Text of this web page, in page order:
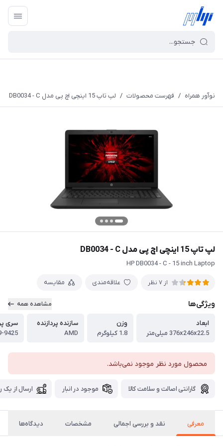
نوآور همراه / فهرست محصولات / لپ تاپ 15 اینچی اچ پی مدل DB0034 - C
لپ تاپ 15 اینچی اچ پی مدل DB0034 - C
HP DB0034 - C - 15 inch Laptop
از 7 نظر علاقه‌مندی مقایسه
ویژگی‌ها مشاهده همه
ابعاد
376x246x22.5 میلی‌متر
وزن
1.8 کیلوگرم
سازنده پردازنده
AMD
سری
9425
محصول مورد نظر موجود نمی‌باشد.
گارانتی اصالت و سلامت کالا موجود در انبار ارسال از یک
معرفی نقد و بررسی اجمالی مشخصات دیدگاه‌ها